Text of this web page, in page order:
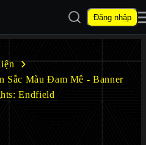
Mở tìm kiếmĐăng nhập
Sắc Màu Đam Mê - Banner
Endfield